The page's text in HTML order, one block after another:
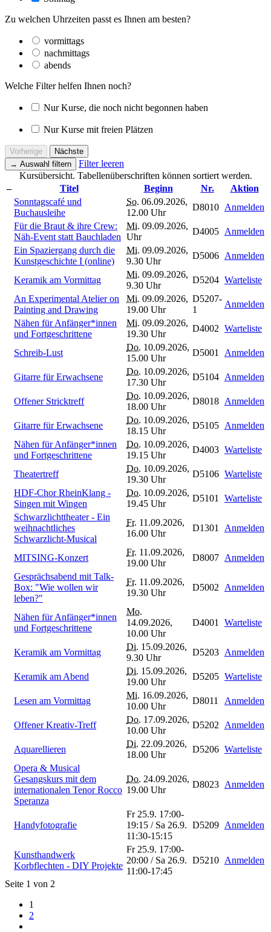
Zu welchen Uhrzeiten passt es Ihnen am besten?
vormittags
nachmittags
abends
Welche Filter helfen Ihnen noch?
Nur Kurse, die noch nicht begonnen haben
Nur Kurse mit freien Plätzen
Vorherige
Nächste
→ Auswahl filtern
Filter leeren
Kursübersicht. Tabellenüberschriften können sortiert werden.
–
Titel Beginn Nr.
Aktion
Sonntagscafé und
Buchausleihe
So. 06.09.2026,
12.00 Uhr
D8010 Anmelden
Für die Braut & ihre Crew:
Näh-Event statt Bauchladen
Mi. 09.09.2026,
Uhr
D4005 Anmelden
Ein Spaziergang durch die
Kunstgeschichte I (online)
Mi. 09.09.2026,
9.30 Uhr
D5006 Anmelden
Keramik am Vormittag
Mi. 09.09.2026,
9.30 Uhr
D5204 Warteliste
An Experimental Atelier on
Painting and Drawing
Mi. 09.09.2026,
19.00 Uhr
D5207-
1
Anmelden
Nähen für Anfänger*innen
und Fortgeschrittene
Mi. 09.09.2026,
19.30 Uhr
D4002 Warteliste
Schreib-Lust
Do. 10.09.2026,
15.00 Uhr
D5001 Anmelden
Gitarre für Erwachsene
Do. 10.09.2026,
17.30 Uhr
D5104 Anmelden
Offener Stricktreff
Do. 10.09.2026,
18.00 Uhr
D8018 Anmelden
Gitarre für Erwachsene
Do. 10.09.2026,
18.15 Uhr
D5105 Anmelden
Nähen für Anfänger*innen
und Fortgeschrittene
Do. 10.09.2026,
19.15 Uhr
D4003 Warteliste
Theatertreff
Do. 10.09.2026,
19.30 Uhr
D5106 Warteliste
HDF-Chor RheinKlang -
Singen mit Wingen
Do. 10.09.2026,
19.45 Uhr
D5101
Warteliste
Schwarzlichttheater - Ein
weihnachtliches
Schwarzlicht-Musical
Fr. 11.09.2026,
16.00 Uhr
D1301 Anmelden
MITSING-Konzert
Fr. 11.09.2026,
19.00 Uhr
D8007 Anmelden
Gesprächsabend mit Talk-
Box: "Wie wollen wir
leben?"
Fr. 11.09.2026,
19.30 Uhr
D5002 Anmelden
Nähen für Anfänger*innen
und Fortgeschrittene
Mo.
14.09.2026,
10.00 Uhr
D4001 Warteliste
Keramik am Vormittag
Di. 15.09.2026,
9.30 Uhr
D5203 Anmelden
Keramik am Abend
Di. 15.09.2026,
19.00 Uhr
D5205 Warteliste
Lesen am Vormittag
Mi. 16.09.2026,
10.00 Uhr
D8011 Anmelden
Offener Kreativ-Treff
Do. 17.09.2026,
10.00 Uhr
D5202 Anmelden
Aquarellieren
Di. 22.09.2026,
18.00 Uhr
D5206 Warteliste
Opera & Musical
Gesangskurs mit dem
internationalen Tenor Rocco
Speranza
Do. 24.09.2026,
19.00 Uhr
D8023 Anmelden
Handyfotografie
Fr 25.9. 17:00-
19:15 / Sa 26.9.
11:30-15:15
D5209 Anmelden
Kunsthandwerk
Korbflechten - DIY Projekte
Fr 25.9. 17:00-
20:00 / Sa 26.9.
11:00-17:45
D5210 Anmelden
Seite 1 von 2
1
2